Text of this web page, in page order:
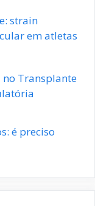
strain
em atletas
no Transplante
é preciso